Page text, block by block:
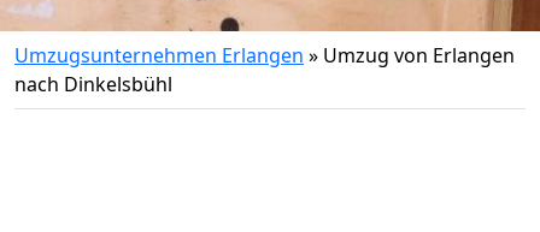
Umzugsunternehmen Erlangen » Umzug von Erlangen
nach Dinkelsbühl